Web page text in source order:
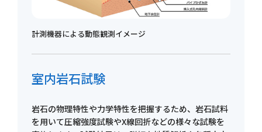
計測機器による動態観測イメージ
室内岩石試験
岩石の物理特性や力学特性を把握するため、岩石試料
を用いて圧縮強度試験やX線回折などの様々な試験を